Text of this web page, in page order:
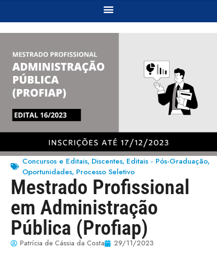
Concursos e Editais, Discentes, Editais - Pós-Graduação,
Oportunidades, Processo Seletivo
Mestrado Profissional
em Administração
Pública (Profiap)
Patrícia de Cássia da Costa 29/11/2023